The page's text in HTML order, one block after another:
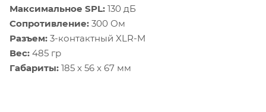
Максимальное SPL: 130 дБ
Сопротивление: 300 Ом
Разъем: 3-контактный XLR-M
Вес: 485 гр
Габариты: 185 x 56 x 67 мм